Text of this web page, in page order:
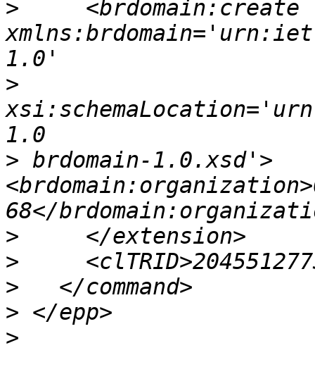
>
     <brdomain:create
>
> brdomain-1.0.xsd'>
>
>
>
>
>